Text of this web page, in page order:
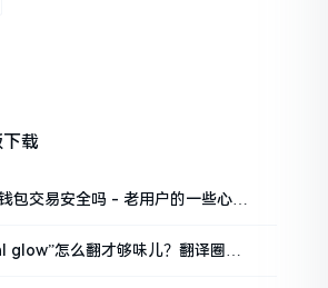
载
包交易安全吗 - 老用户的一些心里
glow”怎么翻才够味儿？翻译圈老